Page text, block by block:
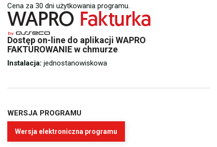
Cena za 30 dni użytkowania programu.
Dostęp on-line do aplikacji WAPRO
FAKTUROWANIE w chmurze
Instalacja: jednostanowiskowa
WERSJA PROGRAMU
Wersja elektroniczna programu